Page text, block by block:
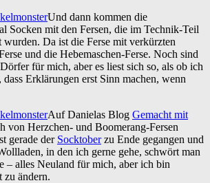
Und dann kommen die
Socken mit den Fersen, die im Technik-Teil
Da ist die Ferse mit verkürzten
und die Hebemaschen-Ferse. Noch sind
für mich, aber es liest sich so, als ob ich
Erklärungen erst Sinn machen, wenn
Auf Danielas Blog Gemacht mit
von Herzchen- und Boomerang-Fersen
gerade der Socktoberzu Ende gegangen und
in den ich gerne gehe, schwört man
– alles Neuland für mich, aber ich bin
zu ändern.